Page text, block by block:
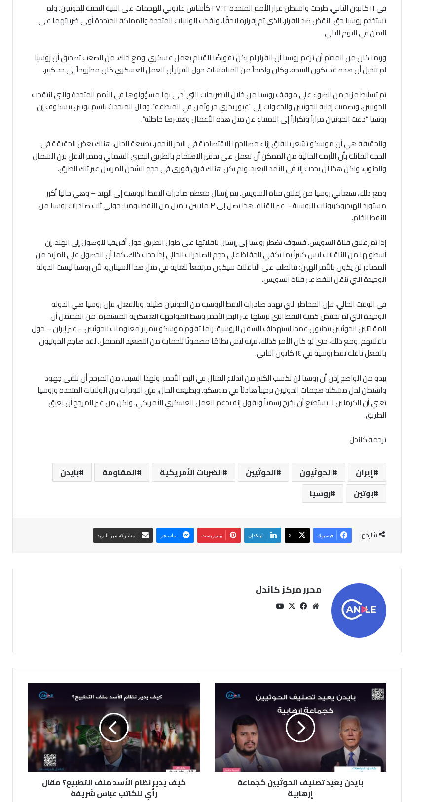
في ١١ كانون الثاني، طرحت واشنطن قرار الأمم المتحدة ٢٧٢٢ كأساس قانوني للهجمات على البنية التحتية للحوثيين. ولم
تستخدم روسيا حق النقض ضد القرار، الذي تم إقراره لاحقًا، ونفذت الولايات المتحدة والمملكة المتحدة أولى ضرباتهما على
اليمن في اليوم التالي.
وربما كان من المحتم أن تزعم روسيا أن القرار لم يكن تفويضًا للقيام بعمل عسكري. ومع ذلك، من الصعب تصديق أن روسيا
لم تتخيل أن هذه قد تكون النتيجة. وكان واضحاً من المناقشات حول القرار أن العمل العسكري كان مطروحاً إلى حد كبير.
تم تسليط مزيد من الضوء على موقف روسيا من خلال التصريحات التي أدلى بها مسؤولوها في الأمم المتحدة والتي انتقدت
الحوثيين. وتضمنت إدانة الحوثيين والدعوات إلى “عبور بحري حر وآمن في المنطقة”. وقال المتحدث باسم بوتين بيسكوف إن
روسيا “دعت الحوثيين مراراً وتكراراً إلى الامتناع عن مثل هذه الأعمال وتعتبرها خاطئة”.
والحقيقة هي أن موسكو تشعر بالقلق إزاء مصالحها الاقتصادية في البحر الأحمر. بطبيعة الحال، هناك بعض الحقيقة في
الحجة القائلة بأن الأزمة الحالية من الممكن أن تعمل على تحفيز الاهتمام بالطريق البحري الشمالي وممر النقل بين الشمال
والجنوب، ولكن هذا لن يحدث إلا في الأمد البعيد. ولم يكن هناك فرق فوري في حجم الشحن المرسل عبر تلك الطرق.
ومع ذلك، ستعاني روسيا من إغلاق قناة السويس. يتم إرسال معظم صادرات النفط الروسية إلى الهند – وهي حاليا أكبر
مستورد للهيدروكربونات الروسية – عبر القناة. هذا يصل إلى ٣ ملايين برميل من النفط يوميا: حوالي ثلث صادرات روسيا من
النفط الخام.
إذا تم إغلاق قناة السويس، فسوف تضطر روسيا إلى إرسال ناقلاتها على طول الطريق حول أفريقيا للوصول إلى الهند. إن
أسطولها من الناقلات ليس كبيراً بما يكفي للحفاظ على حجم الصادرات الحالي إذا حدث ذلك، كما أن الحصول على المزيد من
المصادر لن يكون بالأمر الهين: فالطلب على الناقلات سيكون مرتفعاً للغاية في مثل هذا السيناريو، لأن روسيا ليست الدولة
الوحيدة التي تنقل النفط عبر قناة السويس.
في الوقت الحالي، فإن المخاطر التي تهدد صادرات النفط الروسية من الحوثيين ضئيلة. وبالفعل، فإن روسيا هي الدولة
الوحيدة التي لم تخفض كمية النفط التي ترسلها عبر البحر الأحمر وسط المواجهة العسكرية المستمرة. من المحتمل أن
المقاتلين الحوثيين يتجنبون عمدا استهداف السفن الروسية: ربما تقوم موسكو بتمرير معلومات للحوثيين – عبر إيران – حول
ناقلاتهم. ومع ذلك، حتى لو كان الأمر كذلك، فإنه ليس نظامًا مضمونًا للحماية من التصعيد المحتمل. لقد هاجم الحوثيون
بالفعل ناقلة نفط روسية في ١٤ كانون الثاني.
يبدو من الواضح إذن أن روسيا لن تكسب الكثير من اندلاع القتال في البحر الأحمر. ولهذا السبب، من المرجح أن تلقى جهود
واشنطن لحل مشكلة هجمات الحوثيين ترحيباً هادئاً في موسكو. وبطبيعة الحال، فإن التوترات بين الولايات المتحدة وروسيا
تعني أن الكرملين لا يستطيع أن يخرج رسمياً ويقول إنه يدعم العمل العسكري الأمريكي. ولكن من غير المرجح أن يعيق
الطريق.
ترجمة كاندل
إيران الحوثيون الحوثيين الضربات الأمريكية المقاومة
بايدن
بوتين
روسيا
شاركها فيسبوك ‫X لينكدإن بينتيريست ماسنجر مشاركة عبر البريد
محرر مركز كاندل
مو في ‫X
ا
ن
ي
د
بايدن يعيد تصنيف الحوثيين كجماعة
إرهابية
ف
ي
د
ي
ر
ن
ظ
كيف يدير نظام الأسد ملف التطبيع؟ مقال
رأي للكاتب عباس شريفة